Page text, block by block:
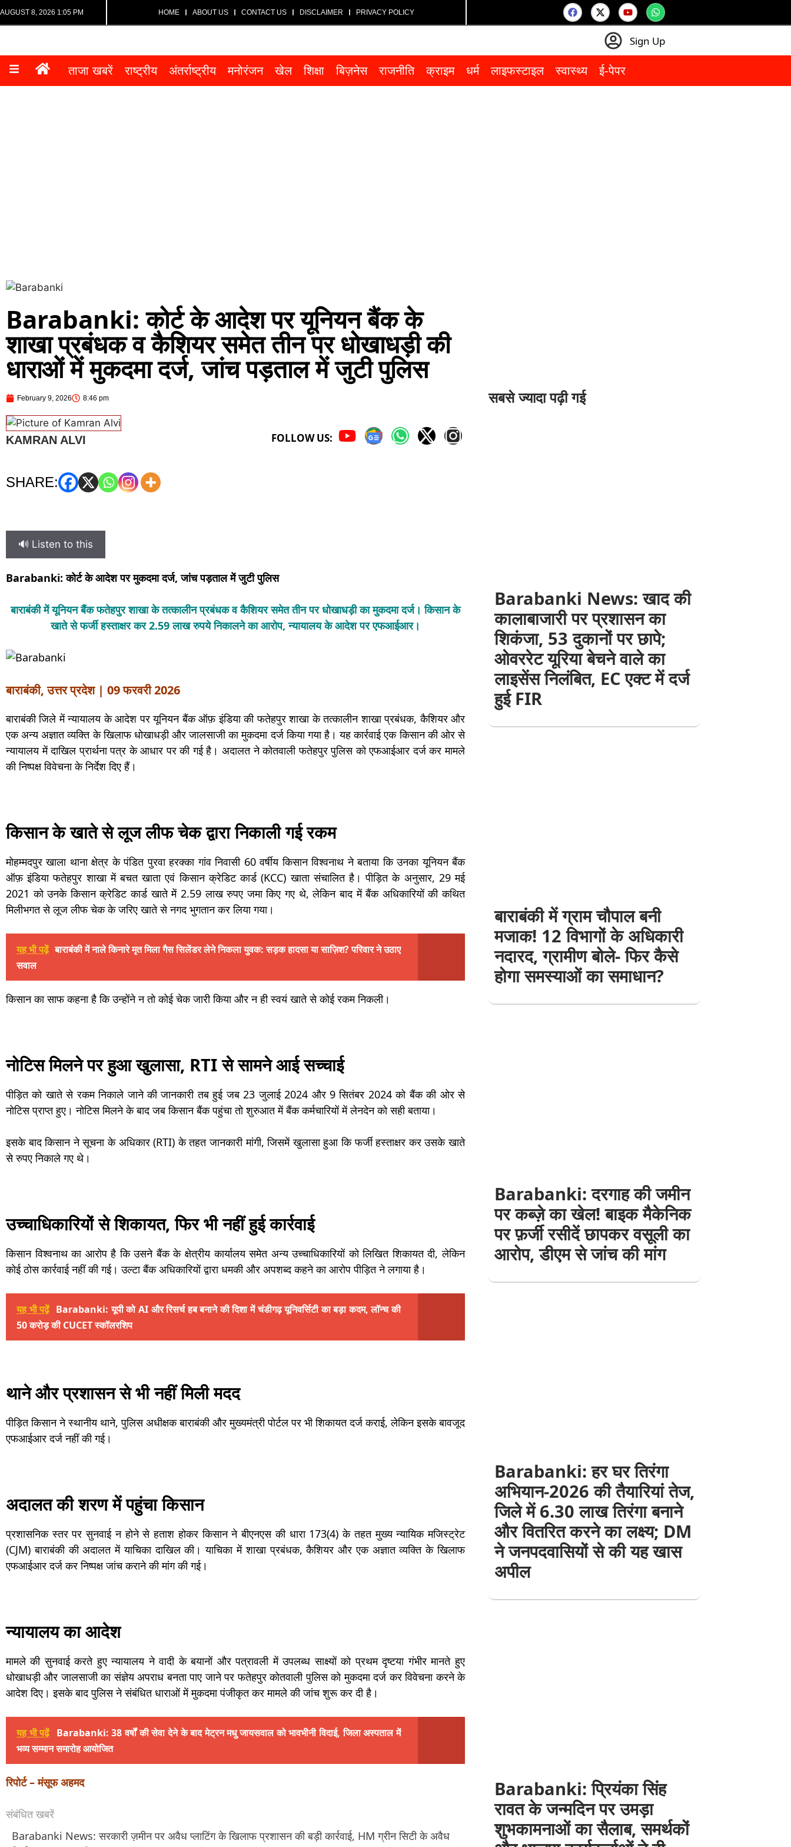
AUGUST 8, 2026 1:05 PM HOME ABOUT US CONTACT US DISCLAIMER PRIVACY POLICY
Sign Up
ताजा खबरें राष्ट्रीय अंतर्राष्ट्रीय मनोरंजन खेल शिक्षा बिज़नेस राजनीति क्राइम धर्म लाइफस्टाइल स्वास्थ्य ई-पेपर
Barabanki: कोर्ट के आदेश पर यूनियन बैंक के
शाखा प्रबंधक व कैशियर समेत तीन पर धोखाधड़ी की
धाराओं में मुकदमा दर्ज, जांच पड़ताल में जुटी पुलिस
February 9, 2026 8:46 pm
KAMRAN ALVI FOLLOW US:
SHARE:
🔊 Listen to this
Barabanki: कोर्ट के आदेश पर मुकदमा दर्ज, जांच पड़ताल में जुटी पुलिस
बाराबंकी में यूनियन बैंक फतेहपुर शाखा के तत्कालीन प्रबंधक व कैशियर समेत तीन पर धोखाधड़ी का मुकदमा दर्ज। किसान के
खाते से फर्जी हस्ताक्षर कर 2.59 लाख रुपये निकालने का आरोप, न्यायालय के आदेश पर एफआईआर।
बाराबंकी, उत्तर प्रदेश | 09 फरवरी 2026
बाराबंकी जिले में न्यायालय के आदेश पर यूनियन बैंक ऑफ़ इंडिया की फतेहपुर शाखा के तत्कालीन शाखा प्रबंधक, कैशियर और
एक अन्य अज्ञात व्यक्ति के खिलाफ धोखाधड़ी और जालसाजी का मुकदमा दर्ज किया गया है। यह कार्रवाई एक किसान की ओर से
न्यायालय में दाखिल प्रार्थना पत्र के आधार पर की गई है। अदालत ने कोतवाली फतेहपुर पुलिस को एफआईआर दर्ज कर मामले
की निष्पक्ष विवेचना के निर्देश दिए हैं।
किसान के खाते से लूज लीफ चेक द्वारा निकाली गई रकम
मोहम्मदपुर खाला थाना क्षेत्र के पंडित पुरवा हरक्का गांव निवासी 60 वर्षीय किसान विश्वनाथ ने बताया कि उनका यूनियन बैंक
ऑफ़ इंडिया फतेहपुर शाखा में बचत खाता एवं किसान क्रेडिट कार्ड (KCC) खाता संचालित है। पीड़ित के अनुसार, 29 मई
2021 को उनके किसान क्रेडिट कार्ड खाते में 2.59 लाख रुपए जमा किए गए थे, लेकिन बाद में बैंक अधिकारियों की कथित
मिलीभगत से लूज लीफ चेक के जरिए खाते से नगद भुगतान कर लिया गया।
यह भी पढ़ें बाराबंकी में नाले किनारे मृत मिला गैस सिलेंडर लेने निकला युवक: सड़क हादसा या साज़िश? परिवार ने उठाए
सवाल
किसान का साफ कहना है कि उन्होंने न तो कोई चेक जारी किया और न ही स्वयं खाते से कोई रकम निकली।
नोटिस मिलने पर हुआ खुलासा, RTI से सामने आई सच्चाई
पीड़ित को खाते से रकम निकाले जाने की जानकारी तब हुई जब 23 जुलाई 2024 और 9 सितंबर 2024 को बैंक की ओर से
नोटिस प्राप्त हुए। नोटिस मिलने के बाद जब किसान बैंक पहुंचा तो शुरुआत में बैंक कर्मचारियों में लेनदेन को सही बताया।
इसके बाद किसान ने सूचना के अधिकार (RTI) के तहत जानकारी मांगी, जिसमें खुलासा हुआ कि फर्जी हस्ताक्षर कर उसके खाते
से रुपए निकाले गए थे।
उच्चाधिकारियों से शिकायत, फिर भी नहीं हुई कार्रवाई
किसान विश्वनाथ का आरोप है कि उसने बैंक के क्षेत्रीय कार्यालय समेत अन्य उच्चाधिकारियों को लिखित शिकायत दी, लेकिन
कोई ठोस कार्रवाई नहीं की गई। उल्टा बैंक अधिकारियों द्वारा धमकी और अपशब्द कहने का आरोप पीड़ित ने लगाया है।
यह भी पढ़ें Barabanki: यूपी को AI और रिसर्च हब बनाने की दिशा में चंडीगढ़ यूनिवर्सिटी का बड़ा कदम, लॉन्च की
50 करोड़ की CUCET स्कॉलरशिप
थाने और प्रशासन से भी नहीं मिली मदद
पीड़ित किसान ने स्थानीय थाने, पुलिस अधीक्षक बाराबंकी और मुख्यमंत्री पोर्टल पर भी शिकायत दर्ज कराई, लेकिन इसके बावजूद
एफआईआर दर्ज नहीं की गई।
अदालत की शरण में पहुंचा किसान
प्रशासनिक स्तर पर सुनवाई न होने से हताश होकर किसान ने बीएनएस की धारा 173(4) के तहत मुख्य न्यायिक मजिस्ट्रेट
(CJM) बाराबंकी की अदालत में याचिका दाखिल की। याचिका में शाखा प्रबंधक, कैशियर और एक अज्ञात व्यक्ति के खिलाफ
एफआईआर दर्ज कर निष्पक्ष जांच कराने की मांग की गई।
न्यायालय का आदेश
मामले की सुनवाई करते हुए न्यायालय ने वादी के बयानों और पत्रावली में उपलब्ध साक्ष्यों को प्रथम दृष्टया गंभीर मानते हुए
धोखाधड़ी और जालसाजी का संज्ञेय अपराध बनता पाए जाने पर फतेहपुर कोतवाली पुलिस को मुकदमा दर्ज कर विवेचना करने के
आदेश दिए। इसके बाद पुलिस ने संबंधित धाराओं में मुकदमा पंजीकृत कर मामले की जांच शुरू कर दी है।
यह भी पढ़ें Barabanki: 38 वर्षों की सेवा देने के बाद मेट्रन मधु जायसवाल को भावभीनी विदाई, जिला अस्पताल में
भव्य सम्मान समारोह आयोजित
रिपोर्ट – मंसूफ अहमद
संबंधित खबरें
Barabanki News: सरकारी ज़मीन पर अवैध प्लाटिंग के खिलाफ प्रशासन की बड़ी कार्रवाई, HM ग्रीन सिटी के अवैध
सबसे ज्यादा पढ़ी गई
Barabanki News: खाद की
कालाबाजारी पर प्रशासन का
शिकंजा, 53 दुकानों पर छापे;
ओवररेट यूरिया बेचने वाले का
लाइसेंस निलंबित, EC एक्ट में दर्ज
हुई FIR
बाराबंकी में ग्राम चौपाल बनी
मजाक! 12 विभागों के अधिकारी
नदारद, ग्रामीण बोले- फिर कैसे
होगा समस्याओं का समाधान?
Barabanki: दरगाह की जमीन
पर कब्ज़े का खेल! बाइक मैकेनिक
पर फ़र्जी रसीदें छापकर वसूली का
आरोप, डीएम से जांच की मांग
Barabanki: हर घर तिरंगा
अभियान-2026 की तैयारियां तेज,
जिले में 6.30 लाख तिरंगा बनाने
और वितरित करने का लक्ष्य; DM
ने जनपदवासियों से की यह खास
अपील
Barabanki: प्रियंका सिंह
रावत के जन्मदिन पर उमड़ा
शुभकामनाओं का सैलाब, समर्थकों